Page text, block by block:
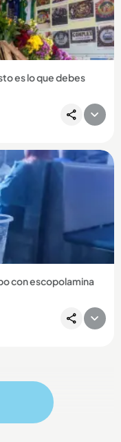
es lo que debes
con escopolamina
un aumento